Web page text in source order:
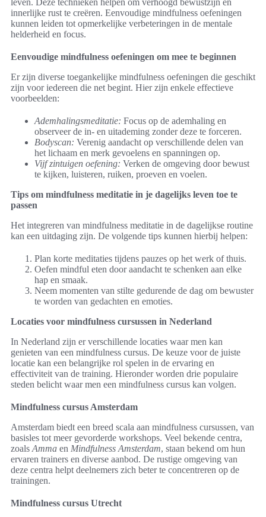
innerlijke rust te creëren. Eenvoudige mindfulness oefeningen
kunnen leiden tot opmerkelijke verbeteringen in de mentale
helderheid en focus.
Eenvoudige mindfulness oefeningen om mee te beginnen
Er zijn diverse toegankelijke mindfulness oefeningen die geschikt
zijn voor iedereen die net begint. Hier zijn enkele effectieve
voorbeelden:
Ademhalingsmeditatie: Focus op de ademhaling en
observeer de in- en uitademing zonder deze te forceren.
Bodyscan: Verenig aandacht op verschillende delen van
het lichaam en merk gevoelens en spanningen op.
Vijf zintuigen oefening: Verken de omgeving door bewust
te kijken, luisteren, ruiken, proeven en voelen.
Tips om mindfulness meditatie in je dagelijks leven toe te
passen
Het integreren van mindfulness meditatie in de dagelijkse routine
kan een uitdaging zijn. De volgende tips kunnen hierbij helpen:
Plan korte meditaties tijdens pauzes op het werk of thuis.
Oefen mindful eten door aandacht te schenken aan elke
hap en smaak.
Neem momenten van stilte gedurende de dag om bewuster
te worden van gedachten en emoties.
Locaties voor mindfulness cursussen in Nederland
In Nederland zijn er verschillende locaties waar men kan
genieten van een mindfulness cursus. De keuze voor de juiste
locatie kan een belangrijke rol spelen in de ervaring en
effectiviteit van de training. Hieronder worden drie populaire
steden belicht waar men een mindfulness cursus kan volgen.
Mindfulness cursus Amsterdam
Amsterdam biedt een breed scala aan mindfulness cursussen, van
basisles tot meer gevorderde workshops. Veel bekende centra,
zoals Amma en Mindfulness Amsterdam, staan bekend om hun
ervaren trainers en diverse aanbod. De rustige omgeving van
deze centra helpt deelnemers zich beter te concentreren op de
trainingen.
Mindfulness cursus Utrecht